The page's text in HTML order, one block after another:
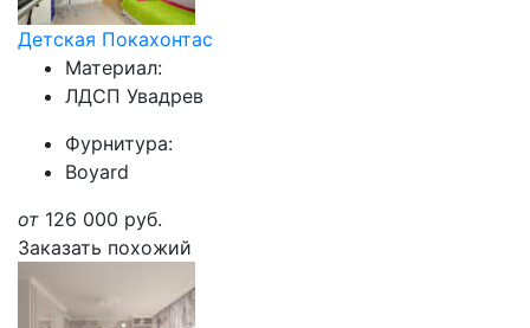
Детская Покахонтас
Материал:
ЛДСП Увадрев
Фурнитура:
Boyard
от 126 000 руб.
Заказать похожий